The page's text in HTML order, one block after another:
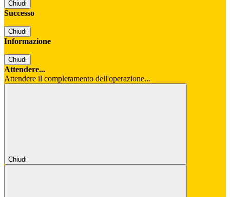
Chiudi
Successo
Chiudi
Informazione
Chiudi
Attendere...
Attendere il completamento dell'operazione...
Chiudi